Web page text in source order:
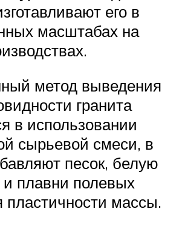
его в
масштабах на
метод выведения
гранита
в использовании
сырьевой смеси, в
песок, белую
и плавни полевых
пластичности массы.